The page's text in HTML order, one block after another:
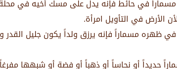
في حائط فإنه يدل على مسك أخيه في
الأرض في التأويل امرأة.
ظهره مسماراً فإنه يرزق ولداً يكون جليل
حديداً أو نحاساً أو ذهباً أو فضة أو شبهها